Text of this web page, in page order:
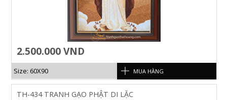
2.500.000 VND
Size: 60X90 MUA HÀNG
TH-434 TRANH GẠO PHẬT DI LẶC